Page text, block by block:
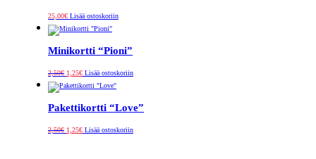
25,00€ Lisää ostoskoriin
Minikortti “Pioni”
2,50€hinta
oli:
2,50€.
1,25€hinta
on:
1,25€.
Lisää ostoskoriin
Pakettikortti “Love”
2,50€hinta
1,25€hinta
Lisää ostoskoriin